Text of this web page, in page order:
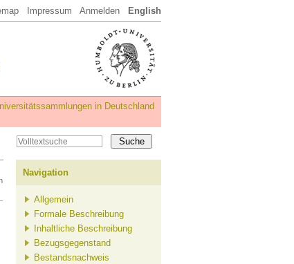
Impressum Anmelden English
in Deutschland
Navigation
Allgemein
Formale Beschreibung
Inhaltliche Beschreibung
Bezugsgegenstand
Bestandsnachweis